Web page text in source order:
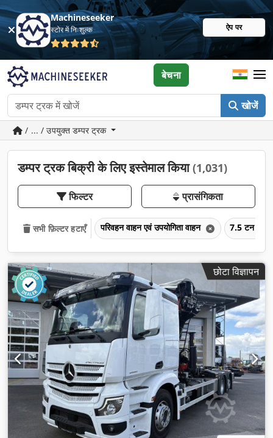
Machineseeker
स्टोर में निःशुल्क ऐप पर
खोजें
बेचना
/ ... / उपयुक्त डम्पर ट्रक
डम्पर ट्रक बिक्री के लिए इस्तेमाल किया(1,031)
फिल्टर प्रासंगिकता
सभी फ़िल्टर हटाएँ परिवहन वाहन एवं उपयोगिता वाहन 7.5 टन से
छोटा विज्ञापन